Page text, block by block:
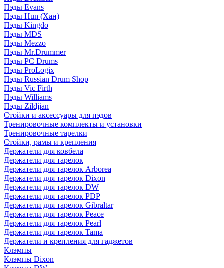
Пэды Evans
Пэды Hun (Хан)
Пэды Kingdo
Пэды MDS
Пэды Mezzo
Пэды Mr.Drummer
Пэды PC Drums
Пэды ProLogix
Пэды Russian Drum Shop
Пэды Vic Firth
Пэды Williams
Пэды Zildjian
Стойки и аксессуары для пэдов
Тренировочные комплекты и установки
Тренировочные тарелки
Стойки, рамы и крепления
Держатели для ковбела
Держатели для тарелок
Держатели для тарелок Arborea
Держатели для тарелок Dixon
Держатели для тарелок DW
Держатели для тарелок PDP
Держатели для тарелок Gibraltar
Держатели для тарелок Peace
Держатели для тарелок Pearl
Держатели для тарелок Tama
Держатели и крепления для гаджетов
Клэмпы
Клэмпы Dixon